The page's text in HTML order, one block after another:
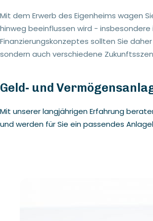
Mit dem Erwerb des Eigenheims wagen
hinweg beeinflussen wird - insbesondere
Finanzierungskonzeptes sollten Sie
sondern auch verschiedene
Geld- und
Mit unserer langjährigen Erfahrung
und werden für Sie ein passendes